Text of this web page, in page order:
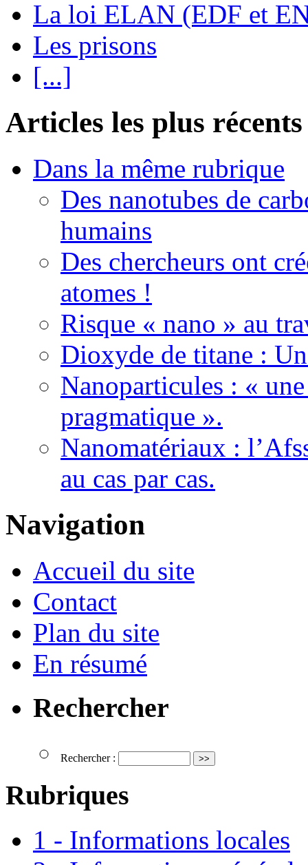
La loi ELAN (EDF et
Les prisons
[...]
Articles les plus récents
Dans la même rubrique
Des nanotubes de
humains
Des chercheurs ont
atomes !
Risque « nano » au
Dioxyde de titane :
Nanoparticules : «
pragmatique ».
Nanomatériaux :
au cas par cas.
Navigation
Accueil du site
Contact
Plan du site
En résumé
Rechercher
Rechercher :
Rubriques
1 - Informations locales